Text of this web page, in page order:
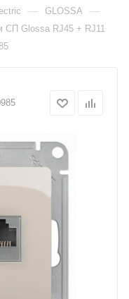
— GLOSSA —
СП Glossa RJ45 + RJ11